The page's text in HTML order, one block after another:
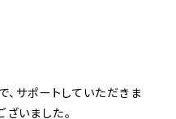
サポートしていただきま
いました。